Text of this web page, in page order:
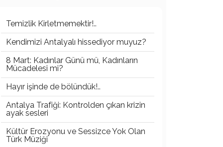
Temizlik Kirletmemektir!..
Kendimizi Antalyalı hissediyor muyuz?
8 Mart: Kadınlar Günü mü, Kadınların
Mücadelesi mi?
Hayır işinde de bölündük!..
Antalya Trafiği: Kontrolden çıkan krizin
ayak sesleri
Kültür Erozyonu ve Sessizce Yok Olan
Türk Müziği